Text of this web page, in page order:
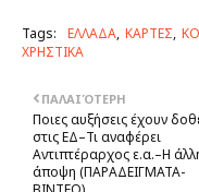
Tags: ΕΛΛΑΔΑ ΚΑΡΤΕΣ
ΧΡΗΣΤΙΚΑ
ΠΑΛΑΙΌΤΕΡΗ
Ποιες αυξήσεις έχουν
στις ΕΔ–Τι αναφέρει
Αντιπτέραρχος ε.α.–Η
άποψη (ΠΑΡΑΔΕΙΓΜΑΤΑ-